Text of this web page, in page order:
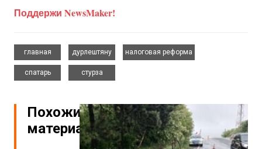
Поддержи NewsMaker!
главная
дурлештяну
налоговая реформа
спатарь
стурза
Похожие
материалы